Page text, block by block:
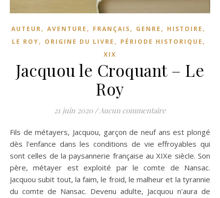
AUTEUR, AVENTURE , FRANÇAIS, GENRE , HISTOIRE ,
LE ROY, ORIGINE DU LIVRE , PÉRIODE HISTORIQUE ,
XIX
Jacquou le Croquant – Le
Roy
21 juin 2020 / Aucun commentaire
Fils de métayers, Jacquou, garçon de neuf ans est plongé
dès l'enfance dans les conditions de vie effroyables qui
sont celles de la paysannerie française au XIXe siècle. Son
père, métayer est exploité par le comte de Nansac.
Jacquou subit tout, la faim, le froid, le malheur et la tyrannie
du comte de Nansac. Devenu adulte, Jacquou n'aura de